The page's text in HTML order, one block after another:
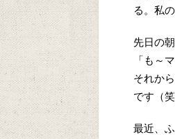
る。私
先日の
「も～
それか
です（笑
最近、